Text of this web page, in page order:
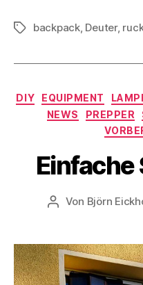
Schlagwörter
backpack, Deuter,
DIY EQUIPMENT
NEWS
PREPPER
Einfache
Beitragsautor
Von Björn